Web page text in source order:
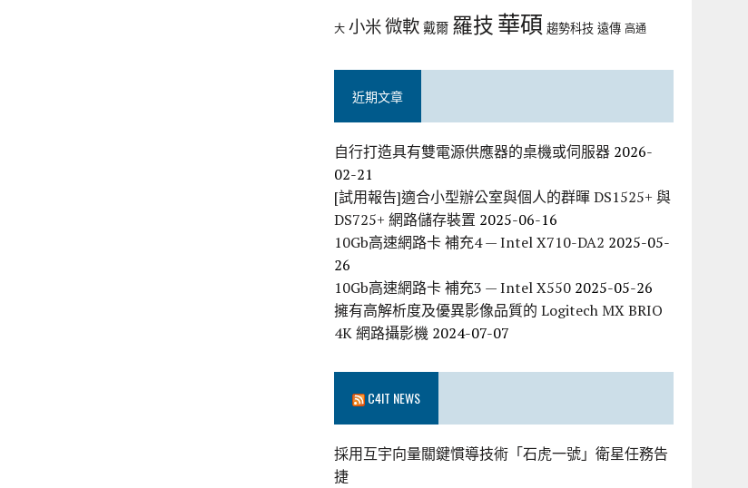
大 小米微軟 戴爾 羅技華碩 趨勢科技 遠傳 高通
近期文章
自行打造具有雙電源供應器的桌機或伺服器 2026-
02-21
[試用報告]適合小型辦公室與個人的群暉 DS1525+ 與
DS725+ 網路儲存裝置 2025-06-16
10Gb高速網路卡 補充4 — Intel X710-DA2 2025-05-
26
10Gb高速網路卡 補充3 — Intel X550 2025-05-26
擁有高解析度及優異影像品質的 Logitech MX BRIO
4K 網路攝影機 2024-07-07
C4IT NEWS
採用互宇向量關鍵慣導技術「石虎一號」衛星任務告
捷